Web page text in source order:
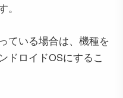
ている場合は、機種を
ドロイドOSにするこ